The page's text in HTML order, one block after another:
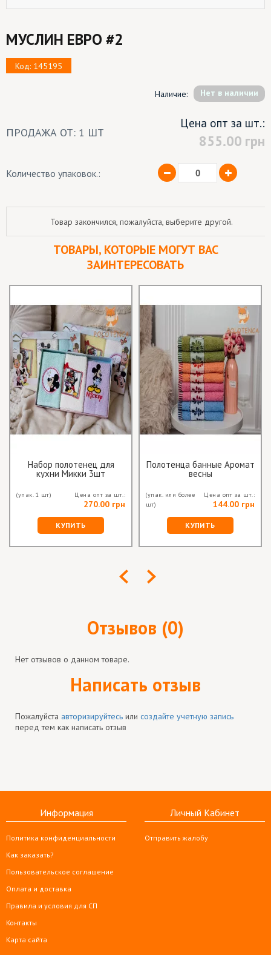
МУСЛИН ЕВРО #2
Код: 145195
Наличие: Hет в наличии
ПРОДАЖА ОТ: 1 ШТ
Цена опт за шт.:
855.00 грн
Количество упаковок.:
Товар закончился, пожалуйста, выберите другой.
ТОВАРЫ, КОТОРЫЕ МОГУТ ВАС
ЗАИНТЕРЕСОВАТЬ
Набор полотенец для
кухни Микки 3шт
(упак. 1 шт) Цена опт за шт.:
270.00 грн
КУПИТЬ
Полотенца банные Аромат
весны
(упак. или более
шт)
Цена опт за шт.:
144.00 грн
КУПИТЬ
Отзывов (0)
Нет отзывов о данном товаре.
Написать отзыв
Пожалуйста авторизируйтесь или создайте учетную запись
перед тем как написать отзыв
Информация
Политика конфиденциальности
Как заказать?
Пользовательское соглашение
Оплата и доставка
Правила и условия для СП
Контакты
Карта сайта
Личный Кабинет
Отправить жалобу